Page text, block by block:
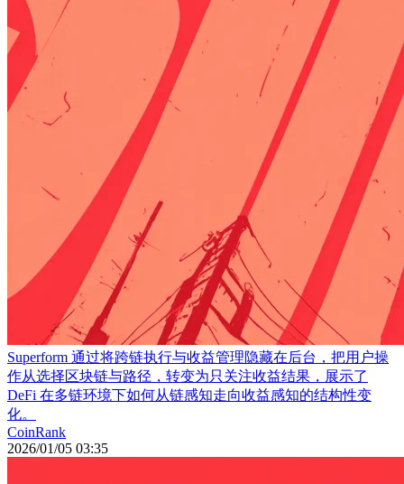
Superform 通过将跨链执行与收益管理隐藏在后台，把用户操
作从选择区块链与路径，转变为只关注收益结果，展示了
DeFi 在多链环境下如何从链感知走向收益感知的结构性变
化。
CoinRank
2026/01/05 03:35